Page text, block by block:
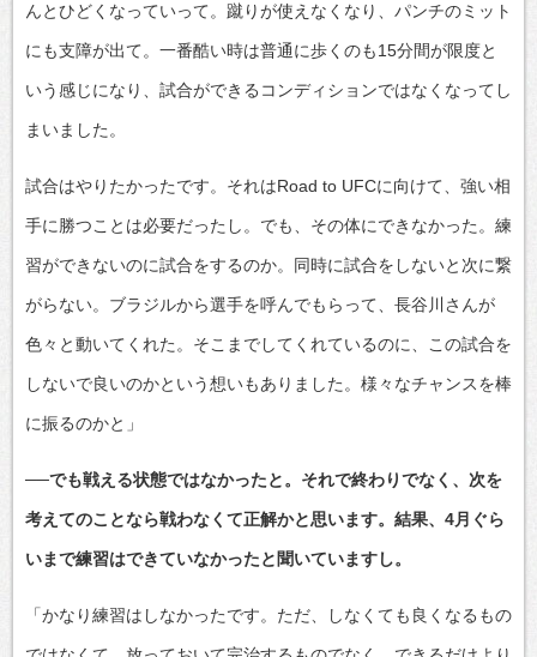
んとひどくなっていって。蹴りが使えなくなり、パンチのミット
にも支障が出て。一番酷い時は普通に歩くのも15分間が限度と
いう感じになり、試合ができるコンディションではなくなってし
まいました。
試合はやりたかったです。それはRoad to UFCに向けて、強い相
手に勝つことは必要だったし。でも、その体にできなかった。練
習ができないのに試合をするのか。同時に試合をしないと次に繋
がらない。ブラジルから選手を呼んでもらって、長谷川さんが
色々と動いてくれた。そこまでしてくれているのに、この試合を
しないで良いのかという想いもありました。様々なチャンスを棒
に振るのかと」
──でも戦える状態ではなかったと。それで終わりでなく、次を
考えてのことなら戦わなくて正解かと思います。結果、4月ぐら
いまで練習はできていなかったと聞いていますし。
「かなり練習はしなかったです。ただ、しなくても良くなるもの